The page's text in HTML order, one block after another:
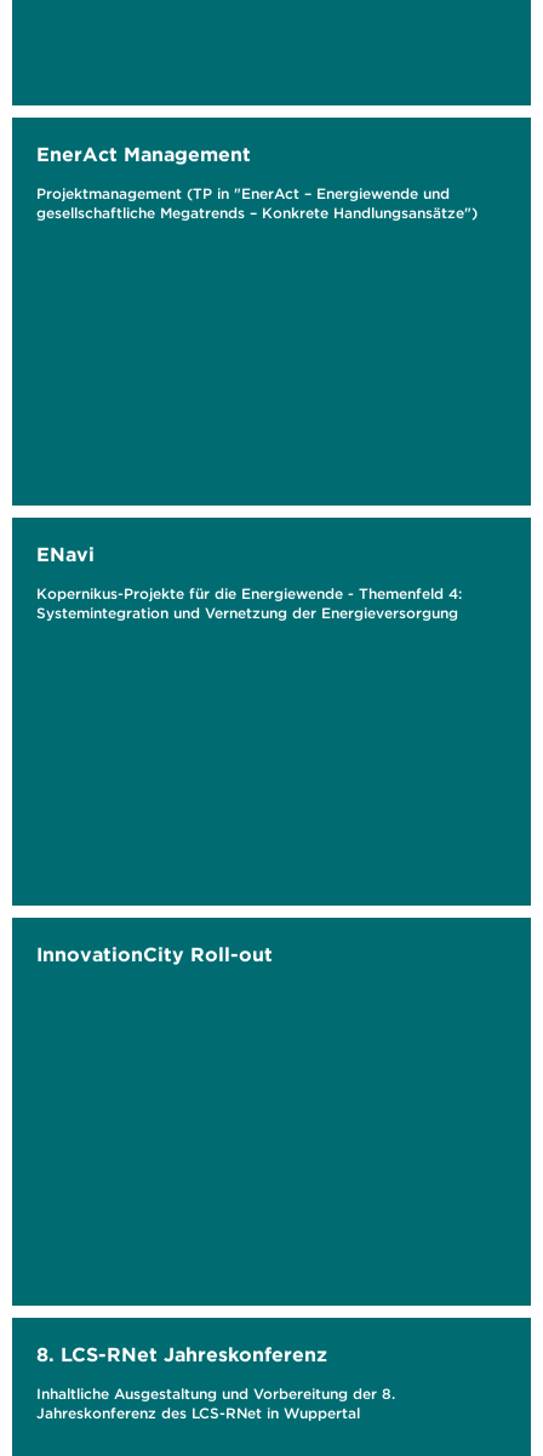
EnerAct Management
Projektmanagement (TP in "EnerAct – Energiewende und
gesellschaftliche Megatrends – Konkrete Handlungsansätze")
ENavi
Kopernikus-Projekte für die Energiewende - Themenfeld 4:
Systemintegration und Vernetzung der Energieversorgung
InnovationCity Roll-out
8. LCS-RNet Jahreskonferenz
Inhaltliche Ausgestaltung und Vorbereitung der 8.
Jahreskonferenz des LCS-RNet in Wuppertal